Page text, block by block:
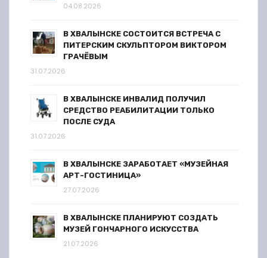
04.08.2026
В ХВАЛЫНСКЕ СОСТОИТСЯ ВСТРЕЧА С
ПИТЕРСКИМ СКУЛЬПТОРОМ ВИКТОРОМ
ГРАЧЁВЫМ
31.07.2026
В ХВАЛЫНСКЕ ИНВАЛИД ПОЛУЧИЛ
СРЕДСТВО РЕАБИЛИТАЦИИ ТОЛЬКО
ПОСЛЕ СУДА
31.07.2026
В ХВАЛЫНСКЕ ЗАРАБОТАЕТ «МУЗЕЙНАЯ
АРТ-ГОСТИНИЦА»
27.07.2026
В ХВАЛЫНСКЕ ПЛАНИРУЮТ СОЗДАТЬ
МУЗЕЙ ГОНЧАРНОГО ИСКУССТВА
21.07.2026